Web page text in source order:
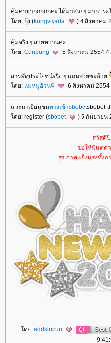
คุ้มค่ามากกกกกค่ะ ได้มาสวยๆ มากปร
ดย: กุ้ง (kungviyada ) 4 สิงหาคม
คุ้มจริง ๆ สวยหวานค่ะ
ดย: Gunpung 5 สิงหาคม 2554
สารพัดประโยชน์จริง ๆ แถมสวยซะด้ว
ดย: ม่หมูอ้วนพี 6 สิงหาคม 2554
วะมาเยี่ยมชมทางเข้าsbobetsbobet-
ดย: register (sbobet ) 5 กันยายน
สวัสดี
ขอให้มีแต่ค
สุขภาพแข็งแรงทั้งก
ดย: addsiripun